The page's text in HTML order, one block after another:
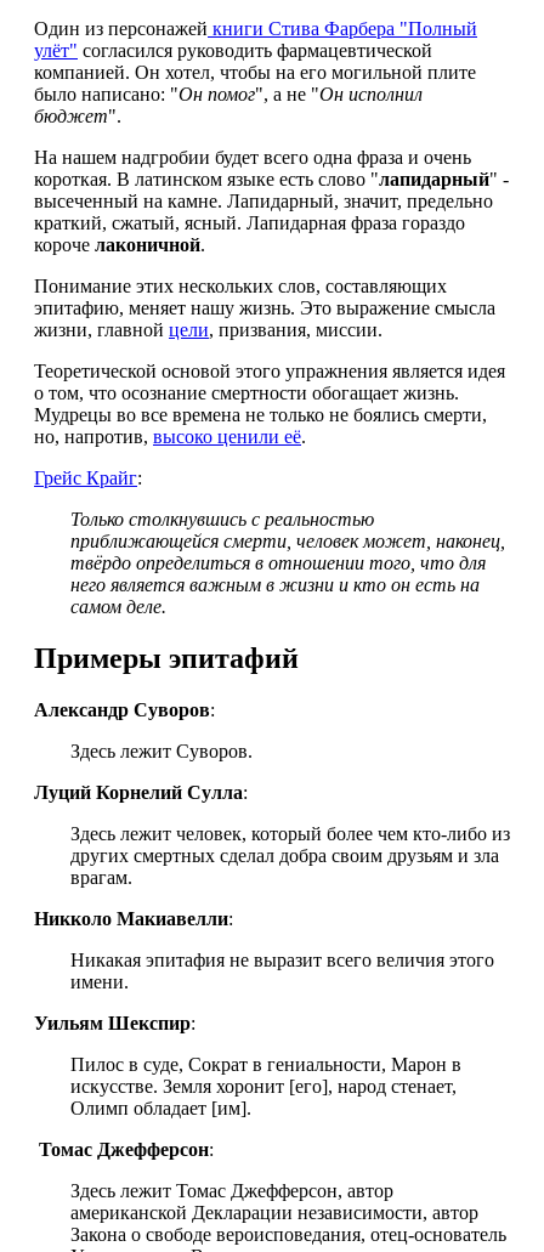
Один из персонажей книги Стива Фарбера "Полный
улёт" согласился руководить фармацевтической
компанией. Он хотел, чтобы на его могильной плите
было написано: "Он помог", а не "Он исполнил
бюджет".
На нашем надгробии будет всего одна фраза и очень
короткая. В латинском языке есть слово "лапидарный" -
высеченный на камне. Лапидарный, значит, предельно
краткий, сжатый, ясный. Лапидарная фраза гораздо
короче лаконичной.
Понимание этих нескольких слов, составляющих
эпитафию, меняет нашу жизнь. Это выражение смысла
жизни, главной цели, призвания, миссии.
Теоретической основой этого упражнения является идея
о том, что осознание смертности обогащает жизнь.
Мудрецы во все времена не только не боялись смерти,
но, напротив, высоко ценили её.
Грейс Крайг:
Только столкнувшись с реальностью
приближающейся смерти, человек может, наконец,
твёрдо определиться в отношении того, что для
него является важным в жизни и кто он есть на
самом деле.
Примеры эпитафий
Александр Суворов:
Здесь лежит Суворов.
Луций Корнелий Сулла:
Здесь лежит человек, который более чем кто‑либо из
других смертных сделал добра своим друзьям и зла
врагам.
Никколо Макиавелли:
Никакая эпитафия не выразит всего величия этого
имени.
Уильям Шекспир:
Пилос в суде, Сократ в гениальности, Марон в
искусстве. Земля хоронит [его], народ стенает,
Олимп обладает [им].
Томас Джефферсон:
Здесь лежит Томас Джефферсон, автор
американской Декларации независимости, автор
Закона о свободе вероисповедания, отец-основатель